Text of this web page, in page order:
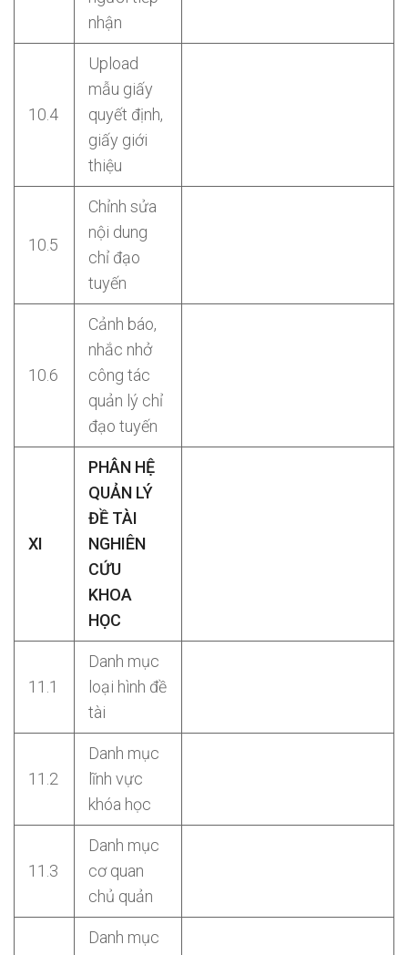
nhận
10.4
Upload
mẫu giấy
quyết định,
giấy giới
thiệu
10.5
Chỉnh sửa
nội dung
chỉ đạo
tuyến
10.6
Cảnh báo,
nhắc nhở
công tác
quản lý chỉ
đạo tuyến
XI
PHÂN HỆ
QUẢN LÝ
ĐỀ TÀI
NGHIÊN
CỨU
KHOA
HỌC
11.1
Danh mục
loại hình đề
tài
11.2
Danh mục
lĩnh vực
khóa học
11.3
Danh mục
cơ quan
chủ quản
Danh mục